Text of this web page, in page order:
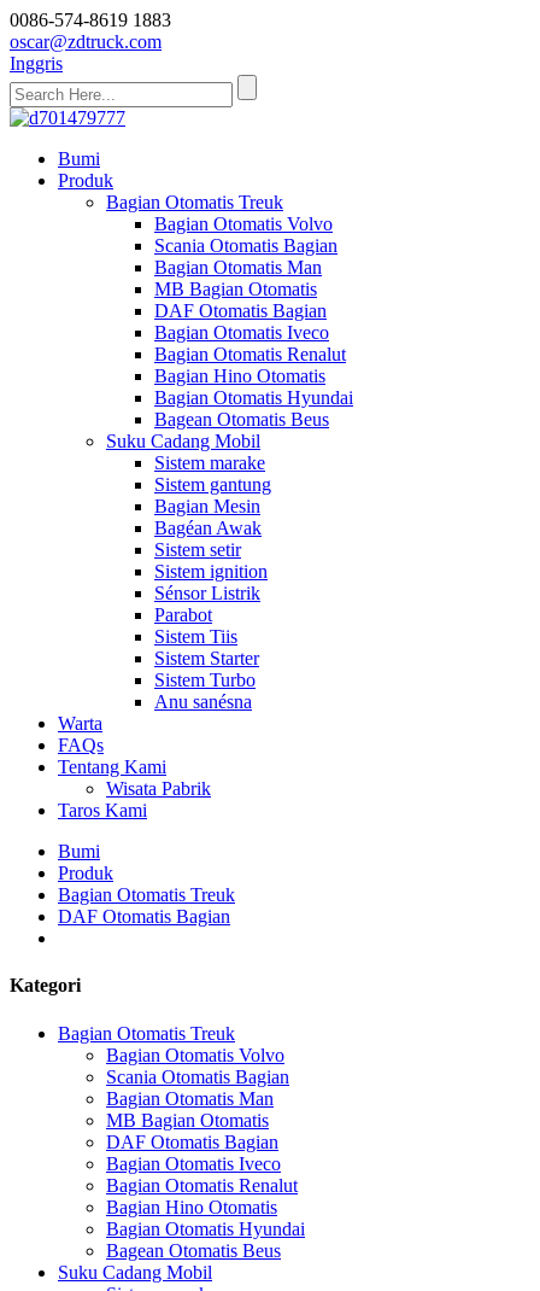
0086-574-8619 1883
oscar@zdtruck.com
Inggris
Bumi
Produk
Bagian Otomatis Treuk
Bagian Otomatis Volvo
Scania Otomatis Bagian
Bagian Otomatis Man
MB Bagian Otomatis
DAF Otomatis Bagian
Bagian Otomatis Iveco
Bagian Otomatis Renalut
Bagian Hino Otomatis
Bagian Otomatis Hyundai
Bagean Otomatis Beus
Suku Cadang Mobil
Sistem marake
Sistem gantung
Bagian Mesin
Bagéan Awak
Sistem setir
Sistem ignition
Sénsor Listrik
Parabot
Sistem Tiis
Sistem Starter
Sistem Turbo
Anu sanésna
Warta
FAQs
Tentang Kami
Wisata Pabrik
Taros Kami
Bumi
Produk
Bagian Otomatis Treuk
DAF Otomatis Bagian
Kategori
Bagian Otomatis Treuk
Bagian Otomatis Volvo
Scania Otomatis Bagian
Bagian Otomatis Man
MB Bagian Otomatis
DAF Otomatis Bagian
Bagian Otomatis Iveco
Bagian Otomatis Renalut
Bagian Hino Otomatis
Bagian Otomatis Hyundai
Bagean Otomatis Beus
Suku Cadang Mobil